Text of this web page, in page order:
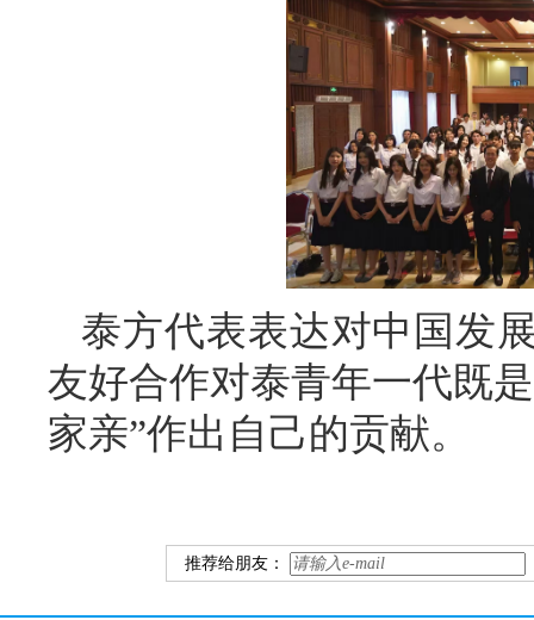
泰方代表表达对中国发
友好合作对泰青年一代既
家亲”作出自己的贡献。
推荐给朋友：